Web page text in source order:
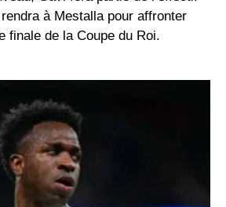
à Mestalla pour affronter
finale de la Coupe du Roi.